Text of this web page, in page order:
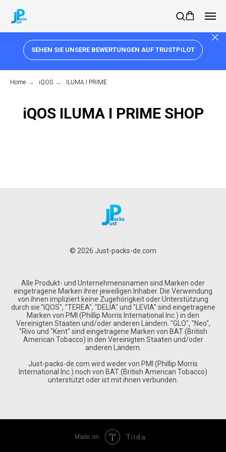
SEHEN SIE UNSERE BEWERTUNGEN AUF TRUSTPILOT
Home → iQOS → ILUMA I PRIME
iQOS ILUMA I PRIME SHOP
© 2026 Just-packs-de.com
Alle Produkt- und Unternehmensnamen sind Marken oder
eingetragene Marken ihrer jeweiligen Inhaber. Die Verwendung
von ihnen impliziert keine Zugehörigkeit oder Unterstützung
durch sie."IQOS", "TEREA", "DELIA" und "LEVIA" sind eingetragene
Marken von PMI (Phillip Morris International Inc.) in den
Vereinigten Staaten und/oder anderen Ländern. "GLO", "Neo",
"Rivo und "Kent" sind eingetragene Marken von BAT (British
American Tobacco) in den Vereinigten Staaten und/oder
anderen Ländern.
Just-packs-de.com wird weder von PMI (Phillip Morris
International Inc.) noch von BAT (British American Tobacco)
unterstützt oder ist mit ihnen verbunden.
Made on Tilda